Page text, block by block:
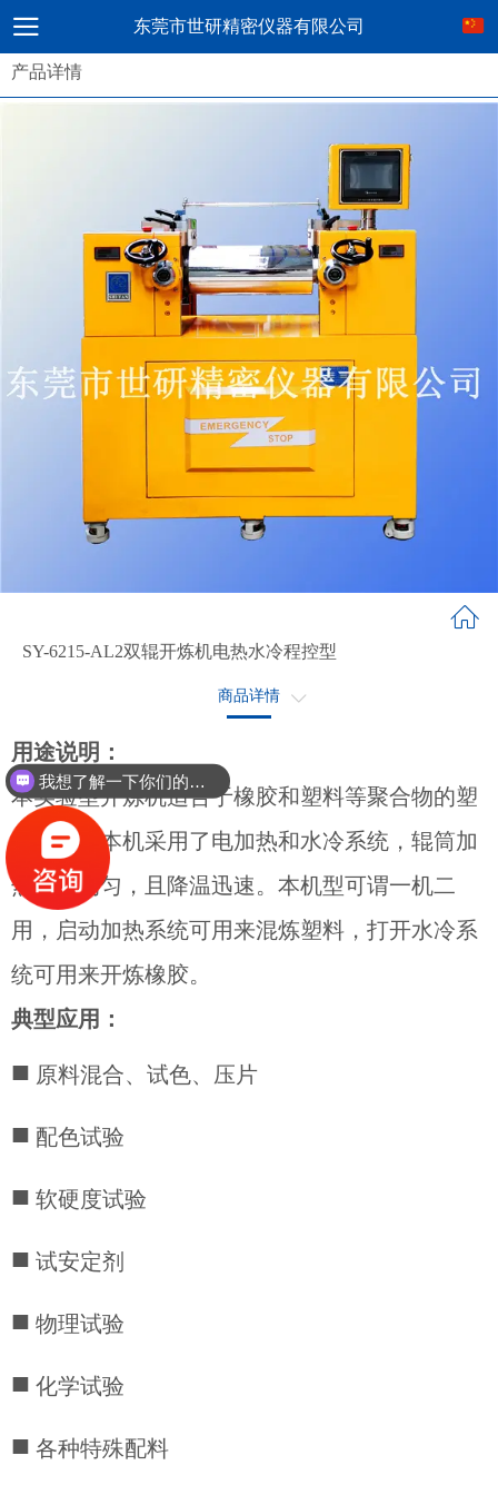
东莞市世研精密仪器有限公司
产品详情
SY-6215-AL2双辊开炼机电热水冷程控型
商品详情
用途说明：
本实验型开炼机适合于橡胶和塑料等聚合物的塑
化分散，本机采用了电加热和水冷系统，辊筒加
热温度均匀，且降温迅速。本机型可谓一机二
用，启动加热系统可用来混炼塑料，打开水冷系
统可用来开炼橡胶。
典型应用：
■ 原料混合、试色、压片
■ 配色试验
■ 软硬度试验
■ 试安定剂
■ 物理试验
■ 化学试验
■ 各种特殊配料